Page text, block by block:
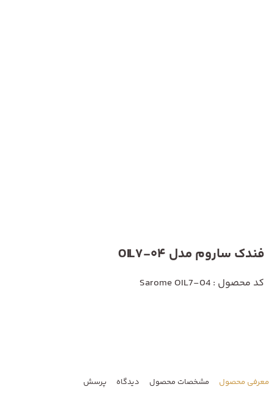
فندک ساروم مدل OIL7-04
کد محصول : Sarome OIL7-04
معرفی محصول مشخصات محصول دیدگاه پرسش